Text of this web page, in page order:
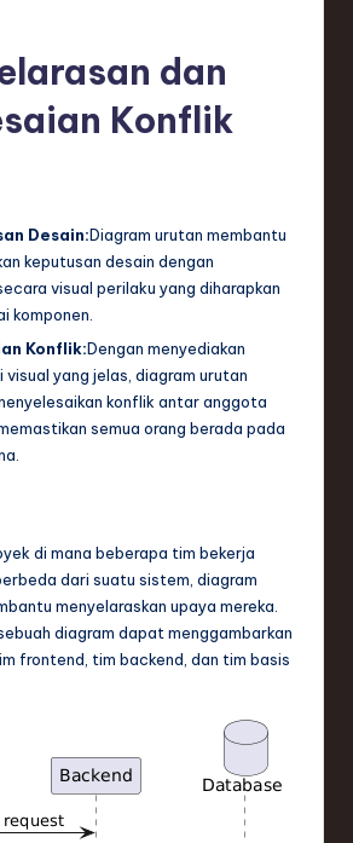
dan
Konflik
Desain:Diagram urutan membantu
keputusan desain dengan
visual perilaku yang diharapkan
komponen.
Konflik:Dengan menyediakan
yang jelas, diagram urutan
konflik antar anggota
semua orang berada pada
di mana beberapa tim bekerja
dari suatu sistem, diagram
menyelaraskan upaya mereka.
diagram dapat menggambarkan
frontend, tim backend, dan tim basis